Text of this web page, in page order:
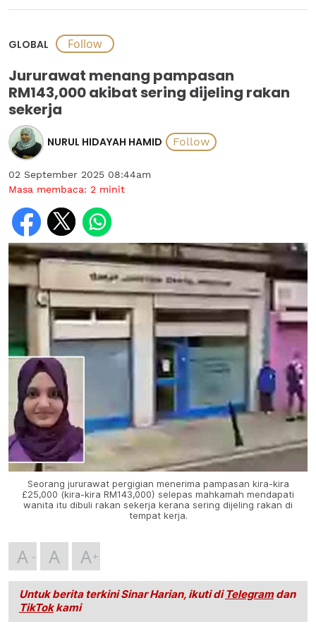
GLOBAL
Jururawat menang pampasan
RM143,000 akibat sering dijeling rakan
sekerja
NURUL HIDAYAH HAMID
02 September 2025 08:44am
Masa membaca: 2 minit
Seorang jururawat pergigian menerima pampasan kira-kira
£25,000 (kira-kira RM143,000) selepas mahkamah mendapati
wanita itu dibuli rakan sekerja kerana sering dijeling rakan di
tempat kerja.
A A A
Untuk berita terkini Sinar Harian, ikuti di Telegramdan
TikTokkami